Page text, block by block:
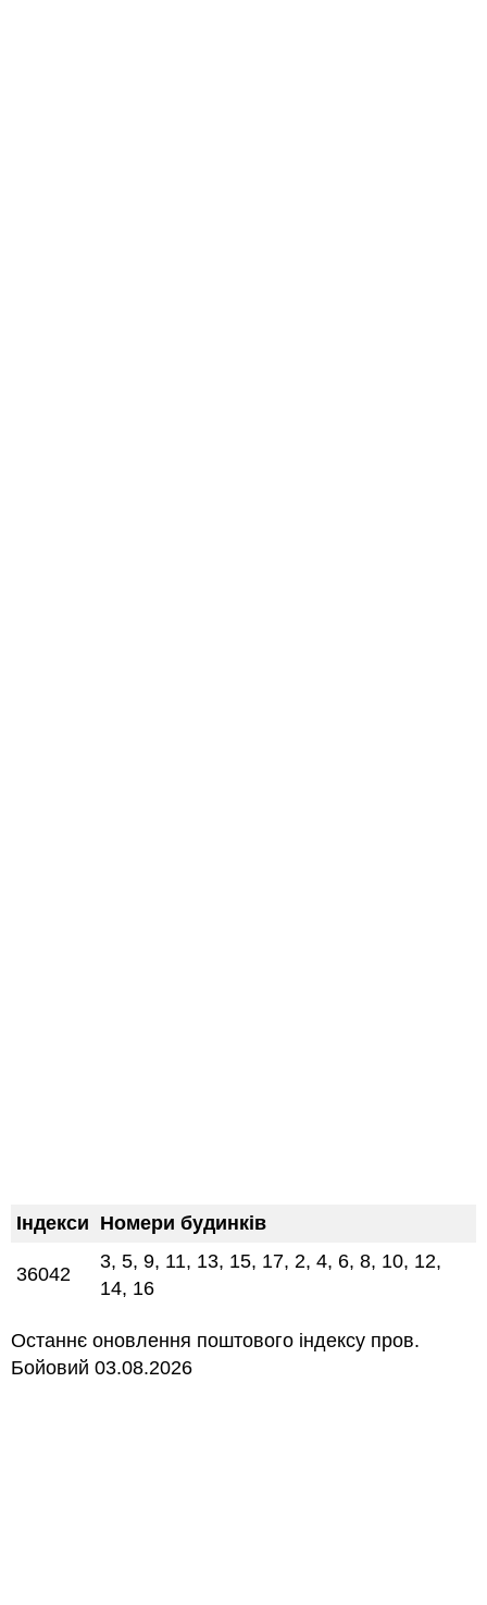
Індекси Номери будинків
36042
3, 5, 9, 11, 13, 15, 17, 2, 4, 6, 8, 10, 12,
14, 16
Останнє оновлення поштового індексу пров.
Бойовий 03.08.2026